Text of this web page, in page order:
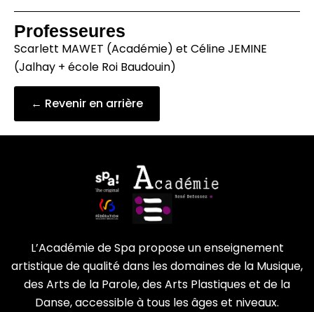
Professeures
Scarlett MAWET (Académie) et Céline JEMINE
(Jalhay + école Roi Baudouin)
← Revenir en arrière
L’Académie de Spa propose un enseignement
artistique de qualité dans les domaines de la Musique,
des Arts de la Parole, des Arts Plastiques et de la
Danse, accessible à tous les âges et niveaux.